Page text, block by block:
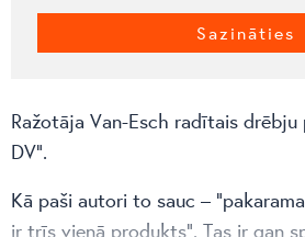
Sazināties
Ražotāja Van-Esch radītais drēbju
DV”.
Kā paši autori to sauc –
ir trīs vienā produkts”. Tas ir gan